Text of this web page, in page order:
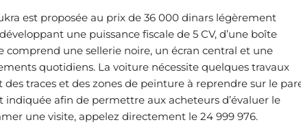
est proposée au prix de 36 000 dinars légèrement
une puissance fiscale de 5 CV, d’une boîte
une sellerie noire, un écran central et une
quotidiens. La voiture nécessite quelques travaux
traces et des zones de peinture à reprendre sur le
afin de permettre aux acheteurs d’évaluer le
une visite, appelez directement le 24 999 976.